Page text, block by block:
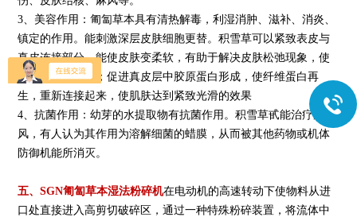
3、美容作用：匍匐草本具有清热解毒，利湿消肿、滋补、消炎、
镇定的作用。能刺激深层皮肤细胞更替。积雪草可以紧致表皮与
真皮连接部分，能使皮肤变柔软，有助于解决皮肤松弛现象，使
皮肤光滑有弹性；促进真皮层中胶原蛋白形成，使纤维蛋白再
生，重新连接起来，使肌肤达到紧致光滑的效果
4、抗菌作用：幼芽的水提取物有抗菌作用。积雪草甙能治疗麻
风，有人认为其作用为溶解细菌的蜡膜，从而被其他药物或机体
防御机能所消灭。
五、SGN匍匐草本湿法粉碎机在电动机的高速转动下使物料从进
口处直接进入高剪切破碎区，通过一种特殊粉碎装置，将流体中